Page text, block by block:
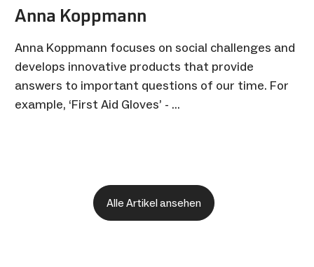
Anna Koppmann
Anna Koppmann focuses on social challenges and
develops innovative products that provide
answers to important questions of our time. For
example, ‘First Aid Gloves’ - …
Alle Artikel ansehen